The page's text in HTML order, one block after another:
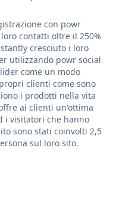
con powr
contatti oltre il 250%
cresciuto i loro
utilizzando powr social
come un modo
clienti come sono
i prodotti nella vita
ai clienti un'ottima
i visitatori che hanno
sono stati coinvolti 2,5
sul loro sito.